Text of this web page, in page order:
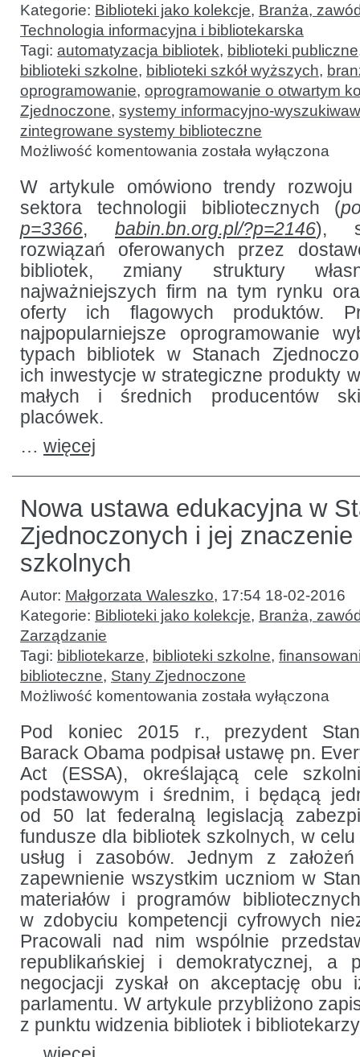
Kategorie: Biblioteki jako kolekcje, Branża,
Technologia informacyjna i bibliotekarska
Tagi: automatyzacja bibliotek, biblioteki publiczne
biblioteki szkolne, biblioteki szkół wyższych,
oprogramowanie, oprogramowanie o otwartym
Zjednoczone, systemy informacyjno-
zintegrowane systemy biblioteczne
Możliwość komentowania Raport
na temat
systemów
bibliotecznych:
2016
została wyłączona
W artykule omówiono trendy
sektora technologii bibliotecznych (
p=3366, babin.bn.org.pl/?p=2146),
rozwiązań oferowanych przez
bibliotek, zmiany struktury
najważniejszych firm na tym rynku
oferty ich flagowych produktów.
najpopularniejsze oprogramowanie
typach bibliotek w Stanach
ich inwestycje w strategiczne produkty
małych i średnich producentów
placówek.
… więcej
Nowa ustawa edukacyjna w
Zjednoczonych i jej
szkolnych
Autor: Małgorzata Waleszko, 17:54 18-02-2016
Kategorie: Biblioteki jako kolekcje, Branża,
Zarządzanie
Tagi: bibliotekarze, biblioteki szkolne,
biblioteczne, Stany Zjednoczone
Możliwość komentowania Nowa
ustawa
w Stanach
Zjednoczonych
i jej
dla
bibliotek
szkolnych
została wyłączona
Pod koniec 2015 r., prezydent
Barack Obama podpisał ustawę pn.
Act (ESSA), określającą cele
podstawowym i średnim, i będącą
od 50 lat federalną legislacją
fundusze dla bibliotek szkolnych, w
usług i zasobów. Jednym z
zapewnienie wszystkim uczniom w
materiałów i programów
w zdobyciu kompetencji cyfrowych
Pracowali nad nim wspólnie
republikańskiej i demokratycznej, a
negocjacji zyskał on akceptację obu
parlamentu. W artykule przybliżono
z punktu widzenia bibliotek i